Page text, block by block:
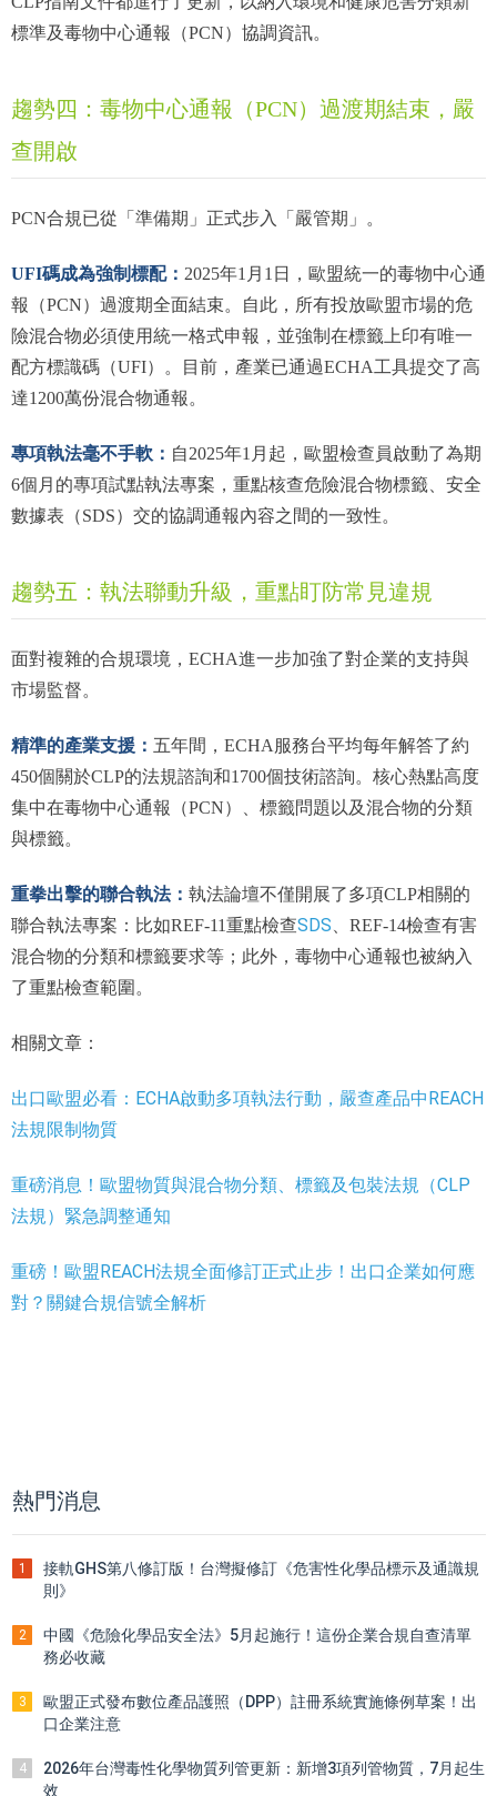
標準及毒物中心通報（PCN）協調資訊。
趨勢四：毒物中心通報（PCN）過渡期結束，嚴
查開啟
PCN合規已從「準備期」正式步入「嚴管期」。
UFI碼成為強制標配： 2025年1月1日，歐盟統一的毒物中心通
報（PCN）過渡期全面結束。自此，所有投放歐盟市場的危
險混合物必須使用統一格式申報，並強制在標籤上印有唯一
配方標識碼（UFI）。目前，產業已通過ECHA工具提交了高
達1200萬份混合物通報。
專項執法毫不手軟： 自2025年1月起，歐盟檢查員啟動了為期
6個月的專項試點執法專案，重點核查危險混合物標籤、安全
數據表（SDS）交的協調通報內容之間的一致性。
趨勢五：執法聯動升級，重點盯防常見違規
面對複雜的合規環境，ECHA進一步加強了對企業的支持與
市場監督。
精準的產業支援： 五年間，ECHA服務台平均每年解答了約
450個關於CLP的法規諮詢和1700個技術諮詢。核心熱點高度
集中在毒物中心通報（PCN）、標籤問題以及混合物的分類
與標籤。
重拳出擊的聯合執法： 執法論壇不僅開展了多項CLP相關的
聯合執法專案：比如REF-11重點檢查SDS 、REF-14檢查有害
混合物的分類和標籤要求等；此外，毒物中心通報也被納入
了重點檢查範圍。
相關文章：
出口歐盟必看：ECHA啟動多項執法行動，嚴查產品中REACH
法規限制物質
重磅消息！歐盟物質與混合物分類、標籤及包裝法規（CLP
法規）緊急調整通知
重磅！歐盟REACH法規全面修訂正式止步！出口企業如何應
對？關鍵合規信號全解析
熱門消息
1
接軌GHS第八修訂版！台灣擬修訂《危害性化學品標示及通識規
則》
2
中國《危險化學品安全法》5月起施行！這份企業合規自查清單
務必收藏
3
歐盟正式發布數位產品護照（DPP）註冊系統實施條例草案！出
口企業注意
4
2026年台灣毒性化學物質列管更新：新增3項列管物質，7月起生
效